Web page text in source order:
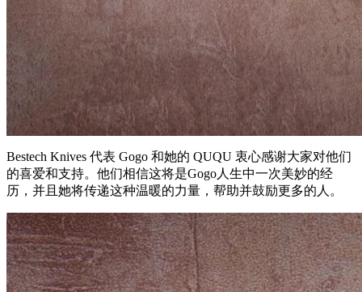
Bestech Knives 代表 Gogo 和她的 QUQU 衷心感谢大家对他们
的喜爱和支持。他们相信这将是Gogo人生中一次美妙的经
历，并且她将传递这种温暖的力量，帮助并鼓励更多的人。